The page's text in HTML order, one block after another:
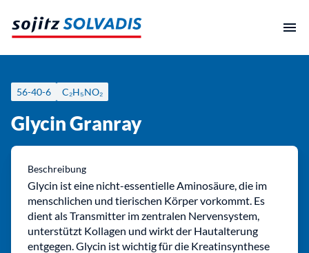
Inhalt
springen
56-40-6 C₂H₅NO₂
Glycin Granray
Beschreibung
Glycin ist eine nicht-essentielle Aminosäure, die im
menschlichen und tierischen Körper vorkommt. Es
dient als Transmitter im zentralen Nervensystem,
unterstützt Kollagen und wirkt der Hautalterung
entgegen. Glycin ist wichtig für die Kreatinsynthese